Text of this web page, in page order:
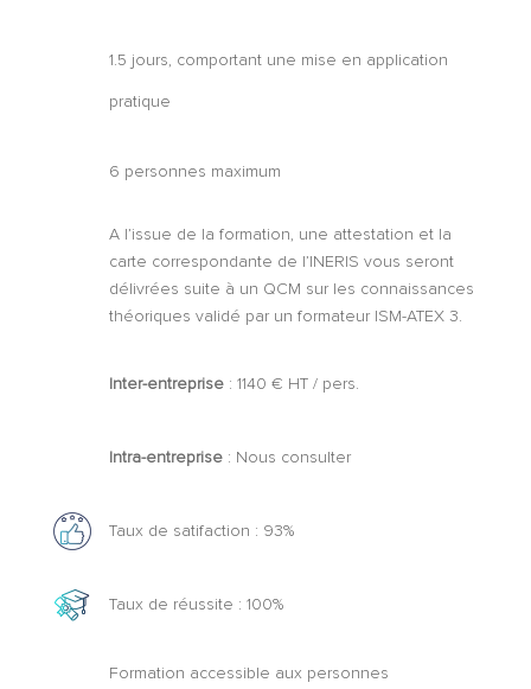
1.5 jours, comportant une mise en application
pratique
6 personnes maximum
A l’issue de la formation, une attestation et la
carte correspondante de l’INERIS vous seront
délivrées suite à un QCM sur les connaissances
théoriques validé par un formateur ISM-ATEX 3.
Inter-entreprise: 1140 € HT / pers.
Intra-entreprise: Nous consulter
Taux de satifaction : 93%
Taux de réussite : 100%
Formation accessible aux personnes